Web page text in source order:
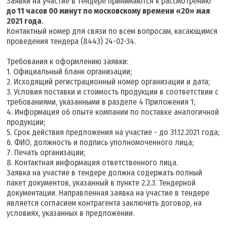
до 11 часов 00 минут по московскому времени «20» мая
2021 года.
Контактный номер для связи по всем вопросам, касающимся
проведения тендера (8443) 24-02-34.
Требования к оформлению заявки:
1. Официальный бланк организации;
2. Исходящий регистрационный номер организации и дата;
3. Условия поставки и стоимость продукции в соответствии с
требованиями, указанными в разделе 4 Приложения 1;
4. Информация об опыте компании по поставке аналогичной
продукции;
5. Срок действия предложения на участие - до 31.12.2021 года;
6. ФИО, должность и подпись уполномоченного лица;
7. Печать организации;
8. Контактная информация ответственного лица.
Заявка на участие в тендере должна содержать полный
пакет документов, указанный в пункте 2.2.3. Тендерной
документации. Направленная заявка на участие в тендере
является согласием контрагента заключить договор, на
условиях, указанных в предложении.